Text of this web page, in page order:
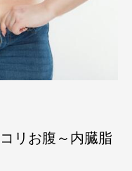
リお腹～内臓脂